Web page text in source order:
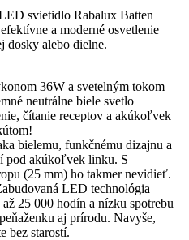
svietidlo Rabalux Batten
a moderné osvetlenie
dosky alebo dielne.
36W a svetelným tokom
neutrálne biele svetlo
čítanie receptov a akúkoľvek
bielemu, funkčnému dizajnu a
pod akúkoľvek linku. S
(25 mm) ho takmer nevidieť.
LED technológia
25 000 hodín a nízku spotrebu
aj prírodu. Navyše,
bez starostí.